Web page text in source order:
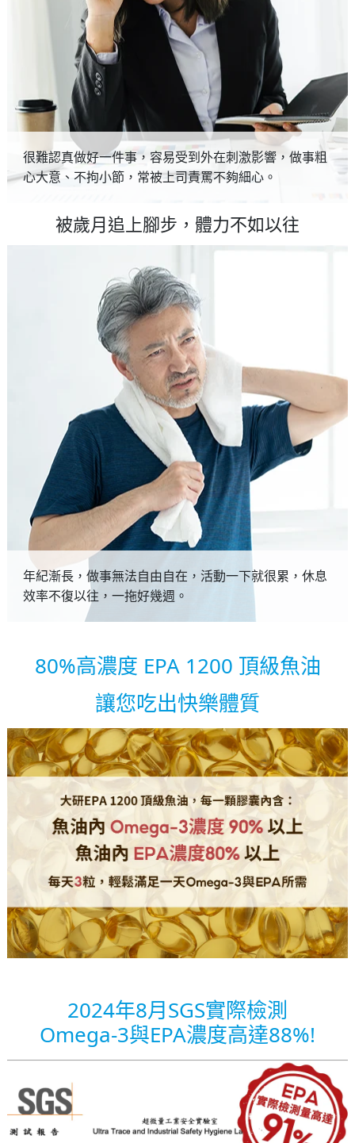
很難認真做好一件事，容易受到外在刺激影響，做事粗
心大意、不拘小節，常被上司責罵不夠細心。
被歲月追上腳步，體力不如以往
年紀漸長，做事無法自由自在，活動一下就很累，休息
效率不復以往，一拖好幾週。
80%高濃度 EPA 1200 頂級魚油
讓您吃出快樂體質
2024年8月SGS實際檢測
Omega-3與EPA濃度高達88%!